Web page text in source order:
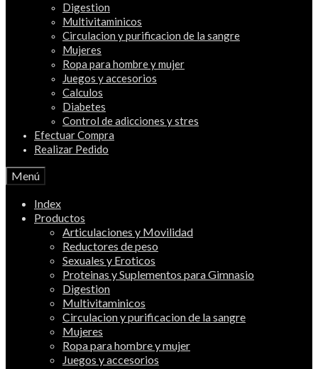
Digestion
Multivitaminicos
Circulacion y purificacion de la sangre
Mujeres
Ropa para hombre y mujer
Juegos y accesorios
Calculos
Diabetes
Control de adicciones y stres
Efectuar Compra
Realizar Pedido
Menú
Index
Productos
Articulaciones y Movilidad
Reductores de peso
Sexuales y Eroticos
Proteinas y Suplementos para Gimnasio
Digestion
Multivitaminicos
Circulacion y purificacion de la sangre
Mujeres
Ropa para hombre y mujer
Juegos y accesorios